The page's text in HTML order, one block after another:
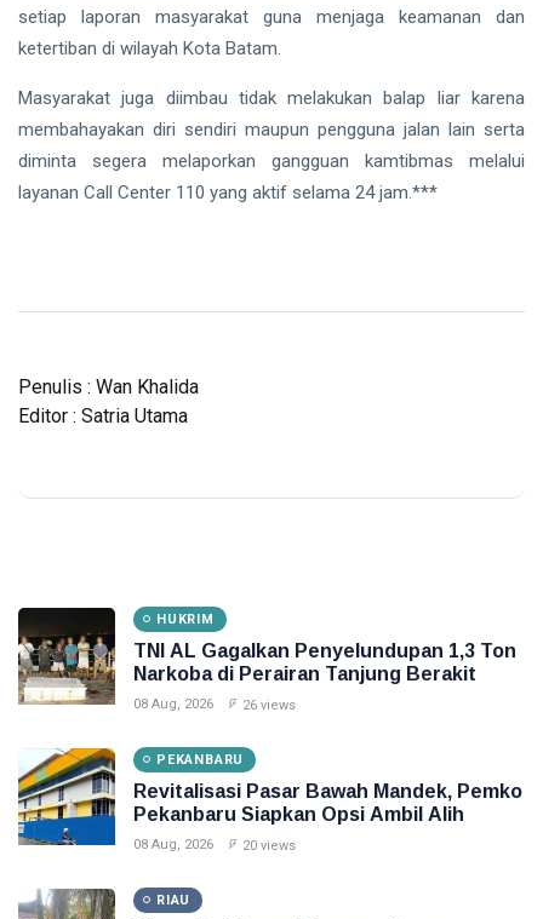
setiap laporan masyarakat guna menjaga keamanan dan
ketertiban di wilayah Kota Batam.
Masyarakat juga diimbau tidak melakukan balap liar karena
membahayakan diri sendiri maupun pengguna jalan lain serta
diminta segera melaporkan gangguan kamtibmas melalui
layanan Call Center 110 yang aktif selama 24 jam.***
Penulis : Wan Khalida
Editor : Satria Utama
HUKRIM
TNI AL Gagalkan Penyelundupan 1,3 Ton
Narkoba di Perairan Tanjung Berakit
08 Aug, 2026 26 views
PEKANBARU
Revitalisasi Pasar Bawah Mandek, Pemko
Pekanbaru Siapkan Opsi Ambil Alih
08 Aug, 2026 20 views
RIAU